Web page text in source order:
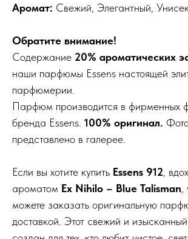
Аромат: Свежий, Элегантный,
Обратите внимание!
Содержание 20% ароматических
наши парфюмы Essens настоящей
парфюмерии.
Парфюм производится в фирменных
бренда Essens. 100% оригинал.
представлено в галерее.
Если вы хотите купить Essens 912,
ароматом Ex Nihilo – Blue Talisman,
можете заказать оригинальную
доставкой. Этот свежий и